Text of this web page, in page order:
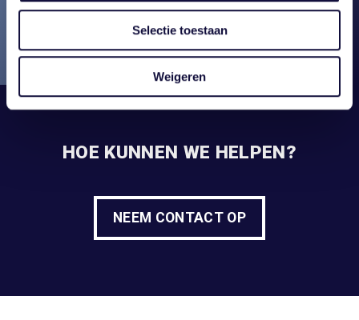
Selectie toestaan
Weigeren
HOE KUNNEN WE HELPEN?
NEEM CONTACT OP